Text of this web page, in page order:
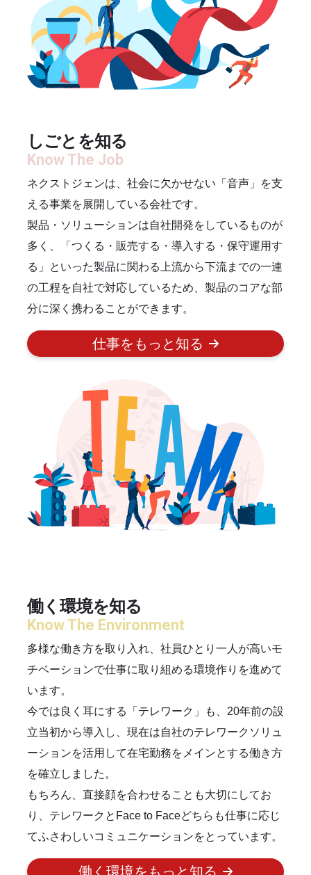
しごとを知る
ネクストジェンは、社会に欠かせない「音声」を支
える事業を展開している会社です。
製品・ソリューションは自社開発をしているものが
多く、「つくる・販売する・導入する・保守運用す
る」といった製品に関わる上流から下流までの一連
の工程を自社で対応しているため、製品のコアな部
分に深く携わることができます。
仕事をもっと知る
働く環境を知る
多様な働き方を取り入れ、社員ひとり一人が高いモ
チベーションで仕事に取り組める環境作りを進めて
います。
今では良く耳にする「テレワーク」も、20年前の設
立当初から導入し、現在は自社のテレワークソリュ
ーションを活用して在宅勤務をメインとする働き方
を確立しました。
もちろん、直接顔を合わせることも大切にしてお
り、テレワークとFace to Faceどちらも仕事に応じ
てふさわしいコミュニケーションをとっています。
働く環境をもっと知る